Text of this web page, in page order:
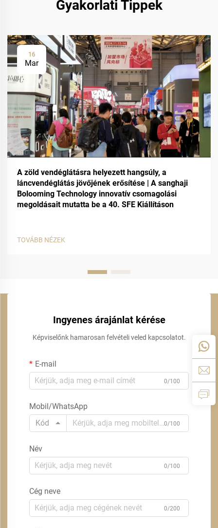
Gyakorlati Tippek
16
Mar
A zöld vendéglátásra helyezett hangsúly, a
láncvendéglátás jövőjének erősítése | A sanghaji
Bolooming Technology innovatív csomagolási
megoldásait mutatta be a 40. SFE Kiállításon
TOVÁBB NÉZEK
Ingyenes árajánlat kérése
Képviselőnk hamarosan felvételi veled kapcsolatot.
E-mail
0/100
Mobil/WhatsApp
Kód
0/100
Név
0/100
Cég neve
0/200